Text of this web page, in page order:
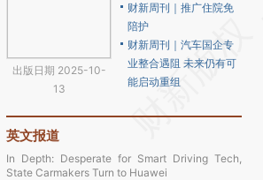
出版日期 2025-10-
13
财新周刊｜推广住院免
陪护
财新周刊｜汽车国企专
业整合遇阻 未来仍有可
能启动重组
英文报道
In Depth: Desperate for Smart Driving Tech,
State Carmakers Turn to Huawei